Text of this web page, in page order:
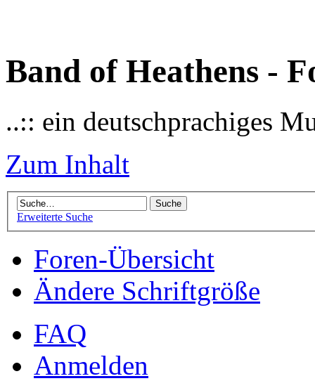
Band of Heathens -
..:: ein deutschprachiges
Zum Inhalt
Erweiterte Suche
Foren-Übersicht
Ändere Schriftgröße
FAQ
Anmelden